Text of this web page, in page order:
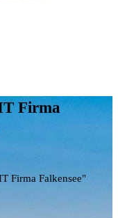
Firma
Firma Falkensee"